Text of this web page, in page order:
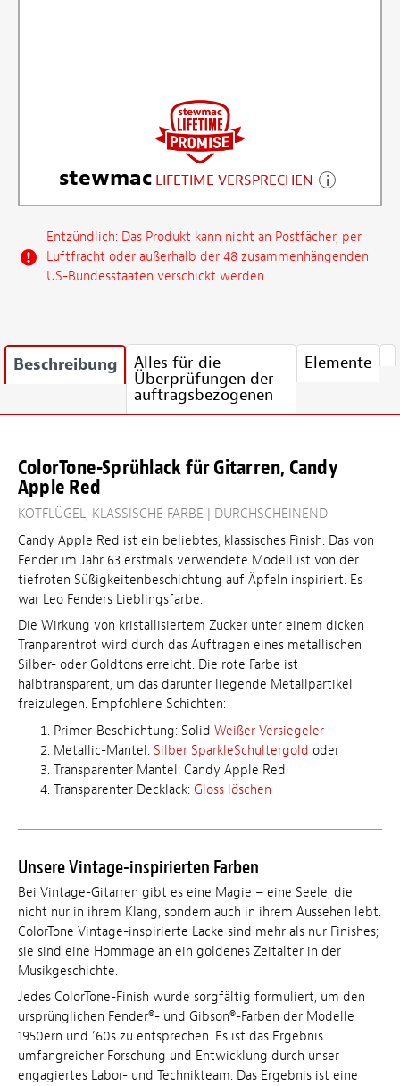
stewmac LIFETIME VERSPRECHEN
Entzündlich: Das Produkt kann nicht an Postfächer, per
Luftfracht oder außerhalb der 48 zusammenhängenden
US-Bundesstaaten verschickt werden.
Beschreibung Alles für die
Überprüfungen der
auftragsbezogenen
Elemente
ColorTone-Sprühlack für Gitarren, Candy
Apple Red
KOTFLÜGEL, KLASSISCHE FARBE | DURCHSCHEINEND
Candy Apple Red ist ein beliebtes, klassisches Finish. Das von
Fender im Jahr 63 erstmals verwendete Modell ist von der
tiefroten Süßigkeitenbeschichtung auf Äpfeln inspiriert. Es
war Leo Fenders Lieblingsfarbe.
Die Wirkung von kristallisiertem Zucker unter einem dicken
Tranparentrot wird durch das Auftragen eines metallischen
Silber- oder Goldtons erreicht. Die rote Farbe ist
halbtransparent, um das darunter liegende Metallpartikel
freizulegen. Empfohlene Schichten:
Primer-Beschichtung: Solid Weißer Versiegeler
Metallic-Mantel: Silber SparkleSchultergold oder
Transparenter Mantel: Candy Apple Red
Transparenter Decklack: Gloss löschen
Unsere Vintage-inspirierten Farben
Bei Vintage-Gitarren gibt es eine Magie – eine Seele, die
nicht nur in ihrem Klang, sondern auch in ihrem Aussehen lebt.
ColorTone Vintage-inspirierte Lacke sind mehr als nur Finishes;
sie sind eine Hommage an ein goldenes Zeitalter in der
Musikgeschichte.
Jedes ColorTone-Finish wurde sorgfältig formuliert, um den
ursprünglichen Fender®- und Gibson®-Farben der Modelle
1950ern und ’60s zu entsprechen. Es ist das Ergebnis
umfangreicher Forschung und Entwicklung durch unser
engagiertes Labor- und Technikteam. Das Ergebnis ist eine